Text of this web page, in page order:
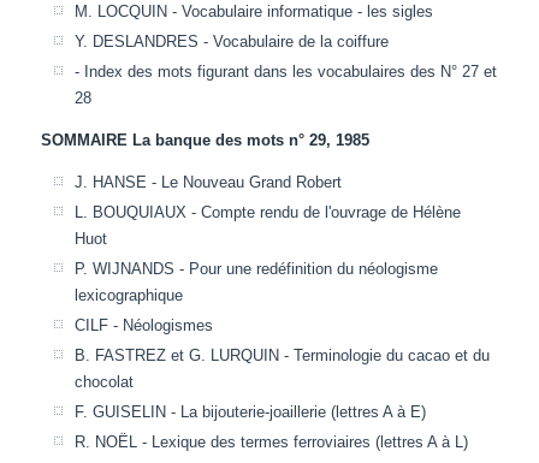
M. LOCQUIN - Vocabulaire informatique - les sigles
Y. DESLANDRES - Vocabulaire de la coiffure
- Index des mots figurant dans les vocabulaires des N° 27 et
28
SOMMAIRE La banque des mots n° 29, 1985
J. HANSE - Le Nouveau Grand Robert
L. BOUQUIAUX - Compte rendu de l'ouvrage de Hélène
Huot
P. WIJNANDS - Pour une redéfinition du néologisme
lexicographique
CILF - Néologismes
B. FASTREZ et G. LURQUIN - Terminologie du cacao et du
chocolat
F. GUISELIN - La bijouterie-joaillerie (lettres A à E)
R. NOËL - Lexique des termes ferroviaires (lettres A à L)